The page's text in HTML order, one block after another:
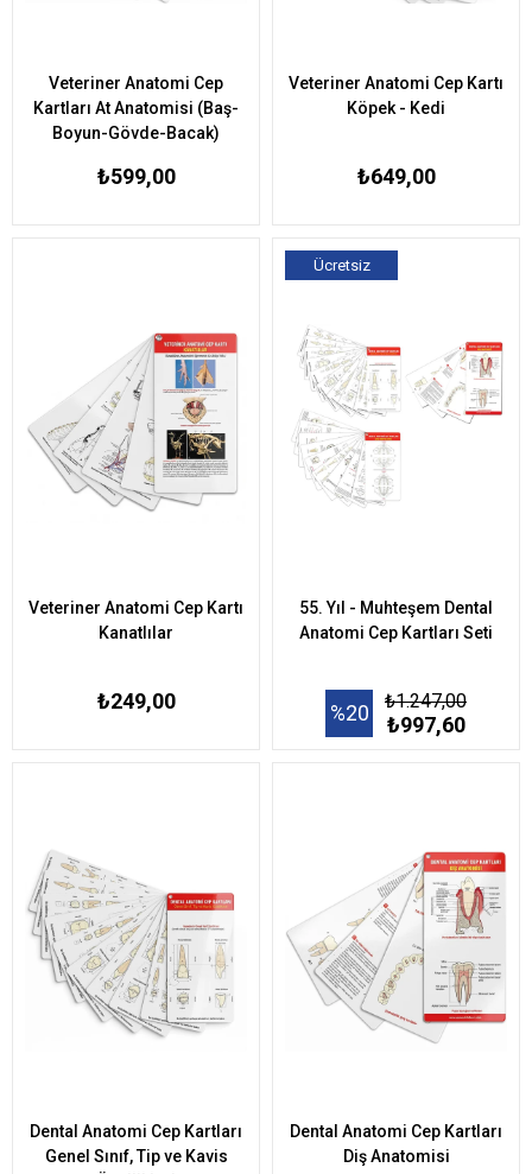
Veteriner Anatomi Cep
Kartları At Anatomisi (Baş-
Boyun-Gövde-Bacak)
₺599,00
Veteriner Anatomi Cep Kartı
Köpek - Kedi
₺649,00
Veteriner Anatomi Cep Kartı
Kanatlılar
₺249,00
55. Yıl - Muhteşem Dental
Anatomi Cep Kartları Seti
%20 ₺1.247,00
₺997,60
Ücretsiz
Dental Anatomi Cep Kartları
Genel Sınıf, Tip ve Kavis
Dental Anatomi Cep Kartları
Diş Anatomisi